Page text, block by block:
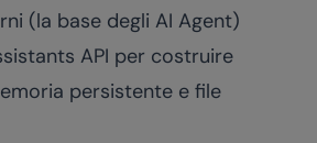
(la base degli AI Agent)
API per costruire
persistente e file